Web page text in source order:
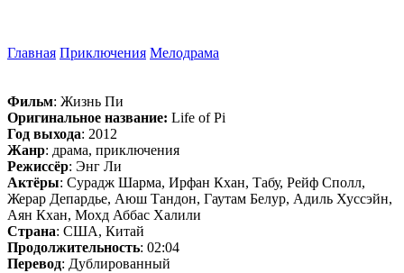
Главная Приключения Мелодрама
Фильм: Жизнь Пи
Оригинальное название: Life of Pi
Год выхода: 2012
Жанр: драма, приключения
Режиссёр: Энг Ли
Актёры: Сурадж Шарма, Ирфан Кхан, Табу, Рейф Сполл,
Жерар Депардье, Аюш Тандон, Гаутам Белур, Адиль Хуссэйн,
Аян Кхан, Мохд Аббас Халили
Страна: США, Китай
Продолжительность: 02:04
Перевод: Дублированный